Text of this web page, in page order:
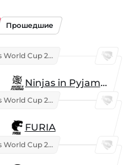
Прошедшие
Esports World Cup 2026
Ninjas in Pyjamas
Esports World Cup 2026
FURIA
Esports World Cup 2026